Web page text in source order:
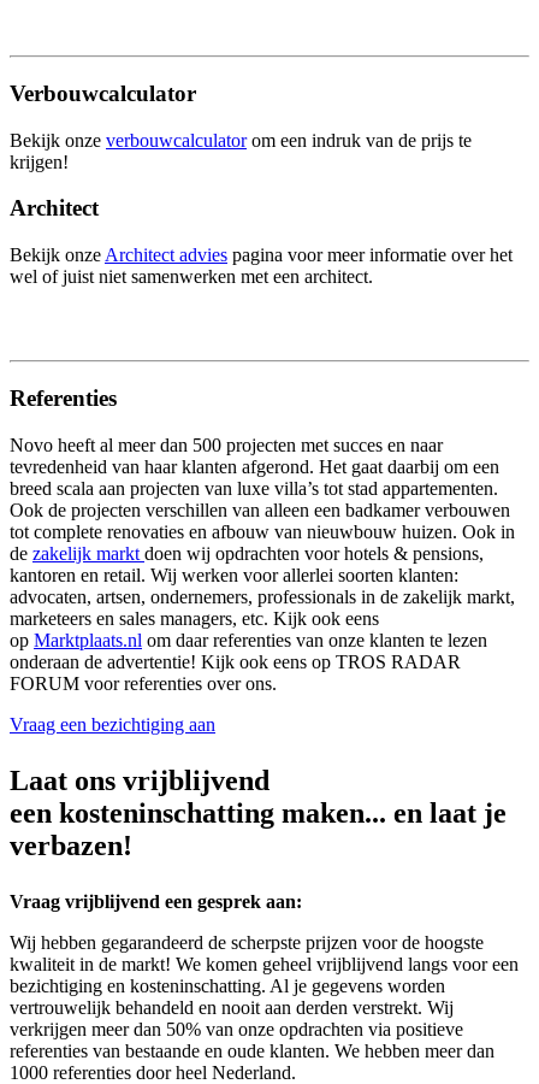
Verbouwcalculator
Bekijk onze verbouwcalculatorom een indruk van de prijs te
krijgen!
Architect
Bekijk onze Architect advies pagina voor meer informatie over het
wel of juist niet samenwerken met een architect.
Referenties
Novo heeft al meer dan 500 projecten met succes en naar
tevredenheid van haar klanten afgerond. Het gaat daarbij om een
breed scala aan projecten van luxe villa’s tot stad appartementen.
Ook de projecten verschillen van alleen een badkamer verbouwen
tot complete renovaties en afbouw van nieuwbouw huizen. Ook in
de zakelijk markt doen wij opdrachten voor hotels & pensions,
kantoren en retail. Wij werken voor allerlei soorten klanten:
advocaten, artsen, ondernemers, professionals in de zakelijk markt,
marketeers en sales managers, etc. Kijk ook eens
op Marktplaats.nl om daar referenties van onze klanten te lezen
onderaan de advertentie! Kijk ook eens op TROS RADAR
FORUM voor referenties over ons.
Vraag een bezichtiging aan
Laat ons vrijblijvend
een kosteninschatting maken... en laat je
verbazen!
Vraag vrijblijvend een gesprek aan:
Wij hebben gegarandeerd de scherpste prijzen voor de hoogste
kwaliteit in de markt! We komen geheel vrijblijvend langs voor een
bezichtiging en kosteninschatting. Al je gegevens worden
vertrouwelijk behandeld en nooit aan derden verstrekt. Wij
verkrijgen meer dan 50% van onze opdrachten via positieve
referenties van bestaande en oude klanten. We hebben meer dan
1000 referenties door heel Nederland.